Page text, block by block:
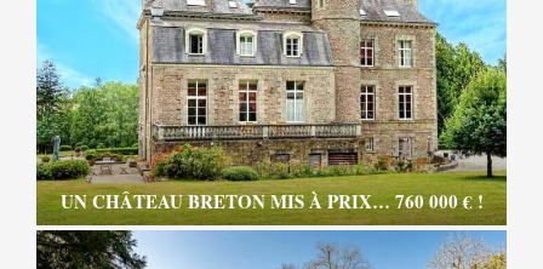
UN CHÂTEAU BRETON MIS À PRIX… 760 000 € !